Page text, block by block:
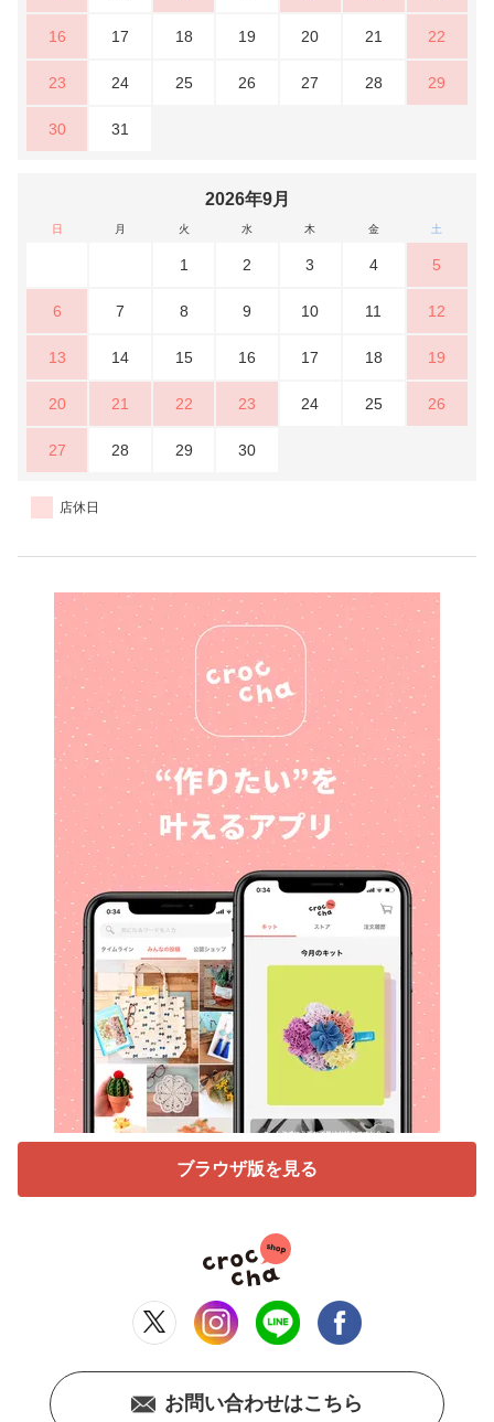
16 17 18 19 20 21 22
23 24 25 26 27 28 29
30 31
2026年9月
日 月 火 水 木 金 土
1 2 3 4 5
6 7 8 9 10 11 12
13 14 15 16 17 18 19
20 21 22 23 24 25 26
27 28 29 30
店休日
ブラウザ版を見る
お問い合わせはこちら